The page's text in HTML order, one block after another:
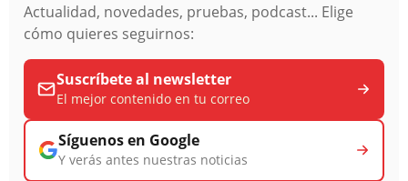
Actualidad, novedades, pruebas, podcast... Elige
cómo quieres seguirnos:
Suscríbete al newsletter
El mejor contenido en tu correo
Síguenos en Google
Y verás antes nuestras noticias